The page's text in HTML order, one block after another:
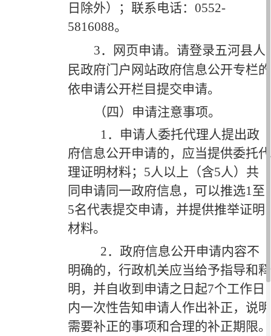
日除外）；联系电话：0552-
5816088。
3．网页申请。 请登录五河县人
民政府门户网站政府信息公开专栏的
依申请公开栏目提交申请。
（四）申请注意事项。
1．申请人委托代理人提出政
府信息公开申请的，应当提供委托代
理证明材料；5人以上（含5人）共
同申请同一政府信息，可以推选1至
5名代表提交申请，并提供推举证明
材料。
2．政府信息公开申请内容不
明确的，行政机关应当给予指导和释
明，并自收到申请之日起7个工作日
内一次性告知申请人作出补正，说明
需要补正的事项和合理的补正期限。